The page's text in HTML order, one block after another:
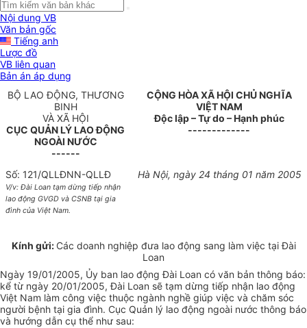
Nội dung VB
Văn bản gốc
Tiếng anh
Lược đồ
VB liên quan
Bản án áp dụng
BỘ LAO ĐỘNG, THƯƠNG
BINH
VÀ XÃ HỘI
CỤC QUẢN LÝ LAO ĐỘNG
NGOÀI NƯỚC
------
CỘNG HÒA XÃ HỘI CHỦ NGHĨA
VIỆT NAM
Độc lập – Tự do – Hạnh phúc
-------------
Số: 121/QLLĐNN-QLLĐ
V/v: Đài Loan tạm dừng tiếp nhận
lao động GVGD và CSNB tại gia
đình của Việt Nam.
Hà Nội, ngày 24 tháng 01 năm 2005
Kính gửi: Các doanh nghiệp đưa lao động sang làm việc tại Đài
Loan
Ngày 19/01/2005, Ủy ban lao động Đài Loan có văn bản thông báo:
kể từ ngày 20/01/2005, Đài Loan sẽ tạm dừng tiếp nhận lao động
Việt Nam làm công việc thuộc ngành nghề giúp việc và chăm sóc
người bệnh tại gia đình. Cục Quản lý lao động ngoài nước thông báo
và hướng dẫn cụ thể như sau: